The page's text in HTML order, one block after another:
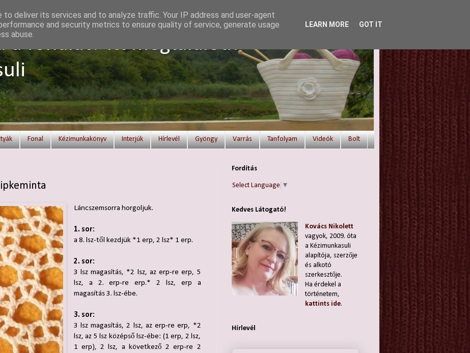
a fonalat? Itt megtalálod!
Fonal Kézimunkakönyv Interjúk Hírlevél Gyöngy Varrás Tanfolyam Videók Bolt
Láncszemsorra horgoljuk.
1. sor:
a 8. lsz-től kezdjük *1 erp, 2 lsz* 1 erp.
2. sor:
3 lsz magasítás, *2 lsz, az erp-re erp, 5
lsz, a 2. erp-re erp.* 2 lsz, erp a
magasítás 3. lsz-ébe.
3. sor:
3 lsz magasítás, 2 lsz, az erp-re erp, *2
lsz, az 5 lsz középső lsz-ébe: (1 erp, 2 lsz,
1 erp), 2 lsz, a következő 2 erp-re 2
Fordítás
Select Language ▼
Kedves Látogató!
Kovács Nikolett
vagyok, 2009. óta
a Kézimunkasuli
alapítója, szerzője
és alkotó
szerkesztője.
Ha érdekel a
történetem,
kattints ide.
Hírlevél
deliver its services and to analyze traffic. Your IP address and user-agent
and security metrics to ensure quality of service, generate usage
abuse.
LEARN MORE GOT IT